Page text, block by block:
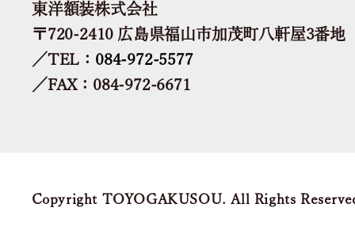
東洋額装株式会社
〒720-2410 広島県福山市加茂町八軒屋3番地
／TEL： 084-972-5577
／FAX：084-972-6671
Copyright TOYOGAKUSOU. All Rights